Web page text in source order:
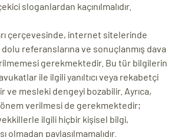
sloganlardan kaçınılmalıdır.
çerçevesinde, internet sitelerinde
referanslarına ve sonuçlanmış dava
gerekmektedir. Bu tür bilgilerin
ile ilgili yanıltıcı veya rekabetçi
ve mesleki dengeyi bozabilir. Ayrıca,
verilmesi de gerekmektedir;
ilgili hiçbir kişisel bilgi,
olmadan paylaşılmamalıdır.